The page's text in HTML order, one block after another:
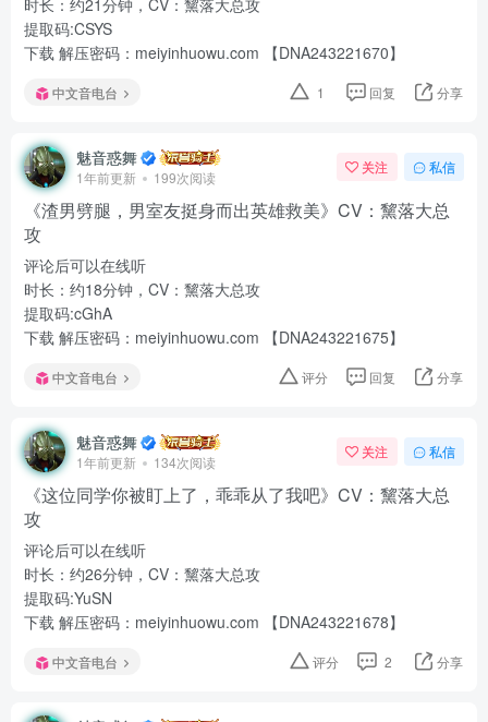
提取码:CSYS
下载 解压密码：meiyinhuowu.com 【DNA243221670】
中文音电台 1 回复 分享
魅音惑舞
1年前更新 199次阅读
关注 私信
《渣男劈腿，男室友挺身而出英雄救美》CV：黧落大总
攻
评论后可以在线听
时长：约18分钟，CV：黧落大总攻
提取码:cGhA
下载 解压密码：meiyinhuowu.com 【DNA243221675】
中文音电台 评分 回复 分享
魅音惑舞
1年前更新 134次阅读
关注 私信
《这位同学你被盯上了，乖乖从了我吧》CV：黧落大总
攻
评论后可以在线听
时长：约26分钟，CV：黧落大总攻
提取码:YuSN
下载 解压密码：meiyinhuowu.com 【DNA243221678】
中文音电台 评分 2 分享